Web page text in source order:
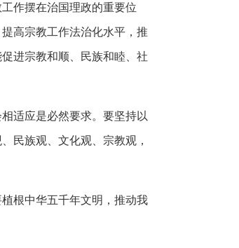
作摆在治国理政的重要位
高宗教工作法治化水平，推
进宗教和顺、民族和睦、社
适应是必然要求。要坚持以
民族观、文化观、宗教观，
根中华五千年文明，推动我